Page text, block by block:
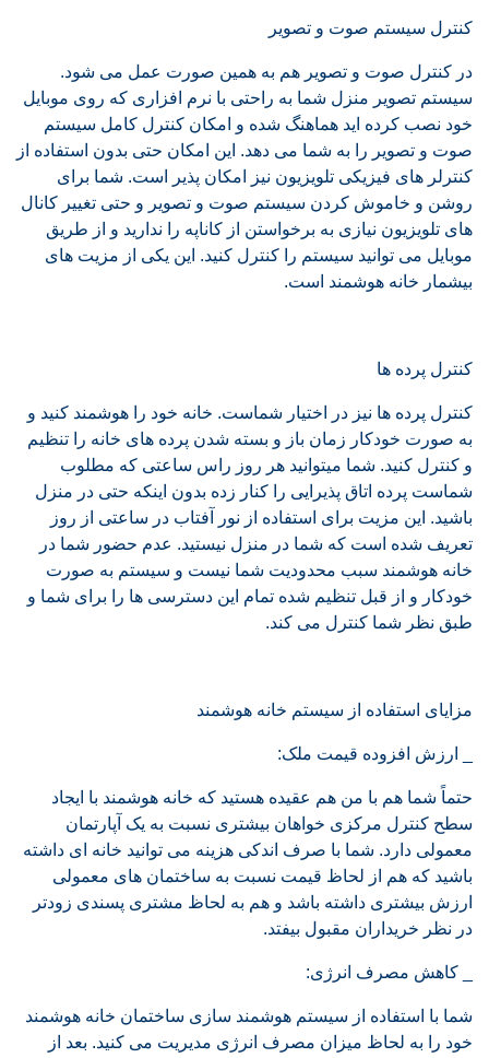
کنترل سیستم صوت و تصویر
در کنترل صوت و تصویر هم به همین صورت عمل می شود.
سیستم تصویر منزل شما به راحتی با نرم افزاری که روی موبایل
خود نصب کرده اید هماهنگ شده و امکان کنترل کامل سیستم
صوت و تصویر را به شما می دهد. این امکان حتی بدون استفاده از
کنترلر های فیزیکی تلویزیون نیز امکان پذیر است. شما برای
روشن و خاموش کردن سیستم صوت و تصویر و حتی تغییر کانال
های تلویزیون نیازی به برخواستن از کاناپه را ندارید و از طریق
موبایل می توانید سیستم را کنترل کنید. این یکی از مزیت های
بیشمار خانه هوشمند است.
کنترل پرده ها
کنترل پرده ها نیز در اختیار شماست. خانه خود را هوشمند کنید و
به صورت خودکار زمان باز و بسته شدن پرده های خانه را تنظیم
و کنترل کنید. شما میتوانید هر روز راس ساعتی که مطلوب
شماست پرده اتاق پذیرایی را کنار زده بدون اینکه حتی در منزل
باشید. این مزیت برای استفاده از نور آفتاب در ساعتی از روز
تعریف شده است که شما در منزل نیستید. عدم حضور شما در
خانه هوشمند سبب محدودیت شما نیست و سیستم به صورت
خودکار و از قبل تنظیم شده تمام این دسترسی ها را برای شما و
طبق نظر شما کنترل می کند.
مزایای استفاده از سیستم خانه هوشمند
_ ارزش افزوده قیمت ملک:
حتماً شما هم با من هم عقیده هستید که خانه هوشمند با ایجاد
سطح کنترل مرکزی خواهان بیشتری نسبت به یک آپارتمان
معمولی دارد. شما با صرف اندکی هزینه می توانید خانه ای داشته
باشید که هم از لحاظ قیمت نسبت به ساختمان های معمولی
ارزش بیشتری داشته باشد و هم به لحاظ مشتری پسندی زودتر
در نظر خریداران مقبول بیفتد.
_ کاهش مصرف انرژی:
شما با استفاده از سیستم هوشمند سازی ساختمان خانه هوشمند
خود را به لحاظ میزان مصرف انرژی مدیریت می کنید. بعد از